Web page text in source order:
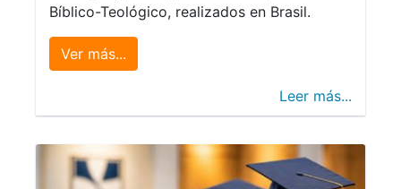
Bíblico-Teológico, realizados en Brasil.
Ver más...
Leer más...